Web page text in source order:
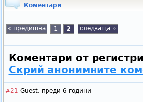
Коментари
« предишна 1 2 следваща »
Коментари от
Скрий анонимните
#21 Guest, преди 6 години